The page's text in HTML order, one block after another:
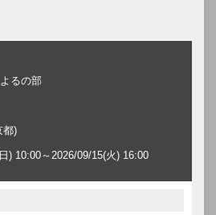
るの部
都)
) 10:00～2026/09/15(火) 16:00